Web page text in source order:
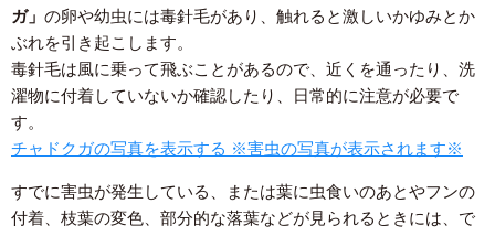
ガ」 の卵や幼虫には毒針毛があり、触れると激しいかゆみとか
ぶれを引き起こします。
毒針毛は風に乗って飛ぶことがあるので、近くを通ったり、洗
濯物に付着していないか確認したり、日常的に注意が必要で
す。
チャドクガの写真を表示する ※害虫の写真が表示されます※
すでに害虫が発生している、または葉に虫食いのあとやフンの
付着、枝葉の変色、部分的な落葉などが見られるときには、で